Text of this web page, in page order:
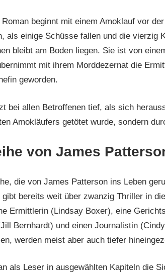
beginnt mit einem Amoklauf vor
als einige Schüsse fallen und die vierzig
bleibt am Boden liegen. Sie ist von
mit ihrem Morddezernat die
geworden.
bei allen Betroffenen tief, als sich
Amokläufers getötet wurde, sondern
von James
die von James Patterson ins Leben
gibt bereits weit über zwanzig Thriller in
Ermittlerin (Lindsay Boxer), eine
Bernhardt) und einen Journalistin
werden meist aber auch tiefer
als Leser in ausgewählten Kapiteln die